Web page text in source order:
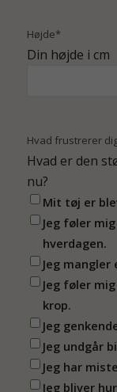
Højde*
Din højde i cm
Hvad frustrerer
Hvad er den
nu?
Mit tøj er
Jeg føler
hverdagen.
Jeg mangler
Jeg føler
krop.
Jeg
Jeg undgår
Jeg har
Jeg bliver